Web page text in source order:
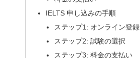
IELTS 申し込みの手順
ステップ1: オンライン登録
ステップ2: 試験の選択
ステップ3: 料金の支払い